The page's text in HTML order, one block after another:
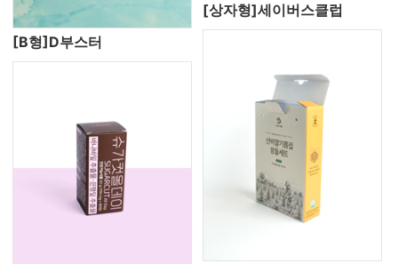
[B형]D부스터
[상자형]세이버스클럽